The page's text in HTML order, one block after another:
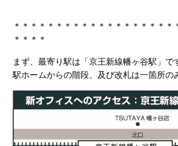
＊＊＊＊＊＊＊＊＊＊＊＊＊＊＊＊＊＊＊
＊＊＊＊
まず、最寄り駅は「京王新線幡ヶ谷駅」で
駅ホームからの階段、及び改札は一箇所の